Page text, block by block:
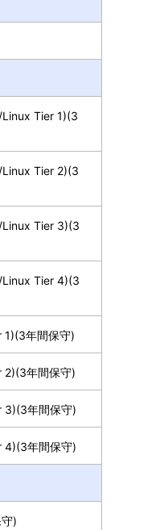
Tier 1)(3
Tier 2)(3
Tier 3)(3
Tier 4)(3
年間保守)
年間保守)
年間保守)
年間保守)
)